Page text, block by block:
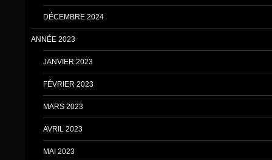
DÉCEMBRE 2024
ANNÉE 2023
JANVIER 2023
FÉVRIER 2023
MARS 2023
AVRIL 2023
MAI 2023